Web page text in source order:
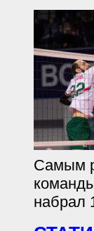
Самым
набрал